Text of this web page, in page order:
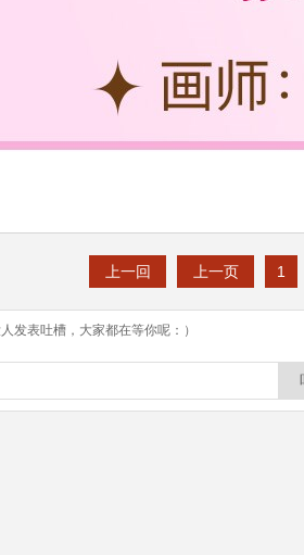
上一回 上一页 1
发表吐槽，大家都在等你呢：）